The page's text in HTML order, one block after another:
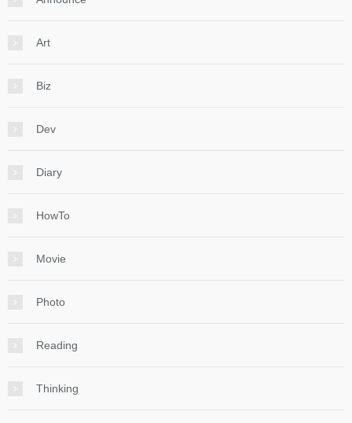
Art
Biz
Dev
Diary
HowTo
Movie
Photo
Reading
Thinking